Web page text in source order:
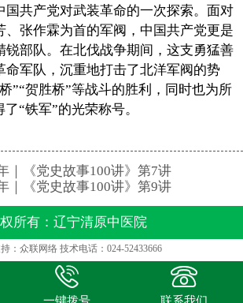
党建工作
名老中医工作室
便民邮箱
国共产党对武装革命的一次探索。面对
、张作霖为首的军阀，中国共产党更是
锐部队。在北伐战争期间，这支勇猛善
命军队，沉重地打击了北洋军阀的势
”“贺胜桥”等战斗的胜利，同时也为所
“铁军”的光荣称号。
｜《党史故事100讲》第7讲
｜《党史故事100讲》第9讲
所有：辽宁清原中医院
：众联网络 技术电话：024-52433666
 